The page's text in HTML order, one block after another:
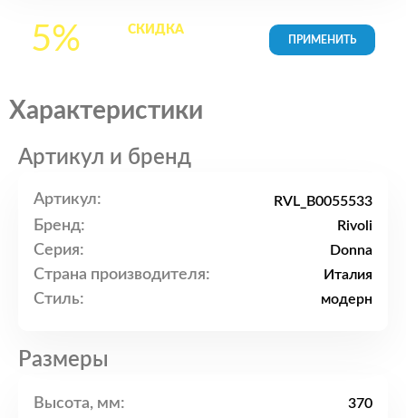
5% СКИДКАна все
Характеристики
Артикул и бренд
Артикул: RVL_B0055533
Бренд: Rivoli
Серия: Donna
Страна производителя: Италия
Стиль: модерн
Размеры
Высота, мм: 370